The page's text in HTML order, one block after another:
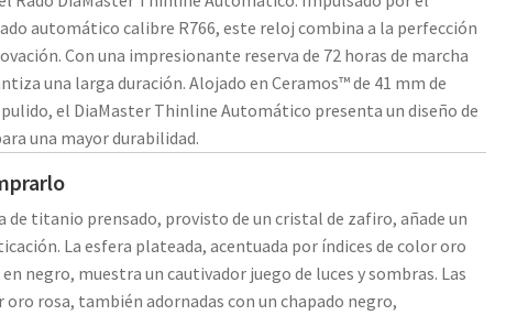
automático calibre R766, este reloj combina a la perfección
Con una impresionante reserva de 72 horas de marcha
una larga duración. Alojado en Ceramos™ de 41 mm de
el DiaMaster Thinline Automático presenta un diseño de
una mayor durabilidad.
de titanio prensado, provisto de un cristal de zafiro, añade un
La esfera plateada, acentuada por índices de color oro
negro, muestra un cautivador juego de luces y sombras. Las
oro rosa, también adornadas con un chapado negro,